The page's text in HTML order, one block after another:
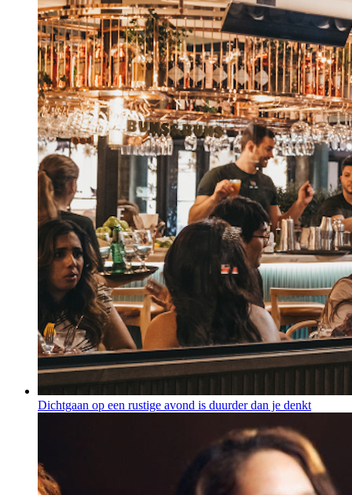
Dichtgaan op een rustige avond is duurder dan je denkt